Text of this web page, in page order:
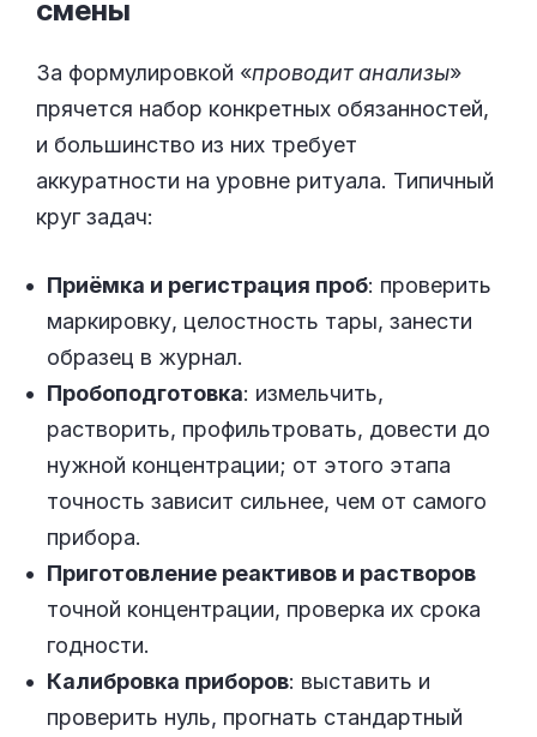
смены
За формулировкой «проводит анализы»
прячется набор конкретных обязанностей,
и большинство из них требует
аккуратности на уровне ритуала. Типичный
круг задач:
Приёмка и регистрация проб: проверить
маркировку, целостность тары, занести
образец в журнал.
Пробоподготовка: измельчить,
растворить, профильтровать, довести до
нужной концентрации; от этого этапа
точность зависит сильнее, чем от самого
прибора.
Приготовление реактивов и растворов
точной концентрации, проверка их срока
годности.
Калибровка приборов: выставить и
проверить нуль, прогнать стандартный